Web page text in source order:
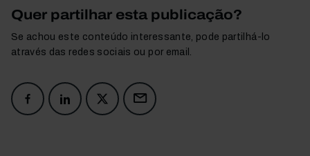
Quer partilhar esta publicação?
Se achou este conteúdo interessante, pode partilhá-lo
através das redes sociais ou por email.